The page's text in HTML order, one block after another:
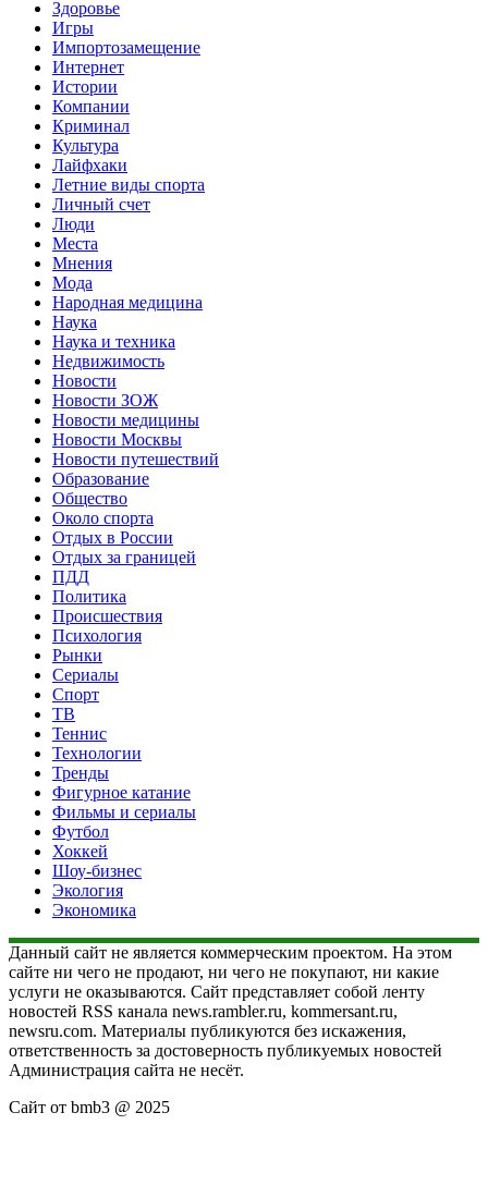
Здоровье
Игры
Импортозамещение
Интернет
Истории
Компании
Криминал
Культура
Лайфхаки
Летние виды спорта
Личный счет
Люди
Места
Мнения
Мода
Народная медицина
Наука
Наука и техника
Недвижимость
Новости
Новости ЗОЖ
Новости медицины
Новости Москвы
Новости путешествий
Образование
Общество
Около спорта
Отдых в России
Отдых за границей
ПДД
Политика
Происшествия
Психология
Рынки
Сериалы
Спорт
ТВ
Теннис
Технологии
Тренды
Фигурное катание
Фильмы и сериалы
Футбол
Хоккей
Шоу-бизнес
Экология
Экономика
Данный сайт не является коммерческим проектом. На этом
сайте ни чего не продают, ни чего не покупают, ни какие
услуги не оказываются. Сайт представляет собой ленту
новостей RSS канала news.rambler.ru, kommersant.ru,
newsru.com. Материалы публикуются без искажения,
ответственность за достоверность публикуемых новостей
Администрация сайта не несёт.
Сайт от bmb3 @ 2025